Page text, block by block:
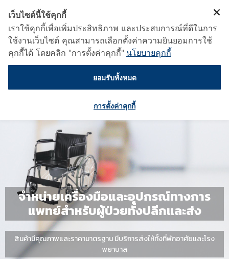
จำหน่ายเครื่องมือและอุปกรณ์ทางการ
แพทย์สำหรับผู้ป่วยทั้งปลีกและส่ง
สินค้ามีคุณภาพและราคามาตรฐาน มีบริการส่งให้ทั้งที่พักอาศัยและโรง
พยาบาล
เว็บไซต์นี้ใช้คุกกี้
เราใช้คุกกี้เพื่อเพิ่มประสิทธิภาพ และประสบการณ์ที่ดีในการ
ใช้งานเว็บไซต์ คุณสามารถเลือกตั้งค่าความยินยอมการใช้
คุกกี้ได้ โดยคลิก "การตั้งค่าคุกกี้" นโยบายคุกกี้
ยอมรับทั้งหมด
การตั้งค่าคุกกี้